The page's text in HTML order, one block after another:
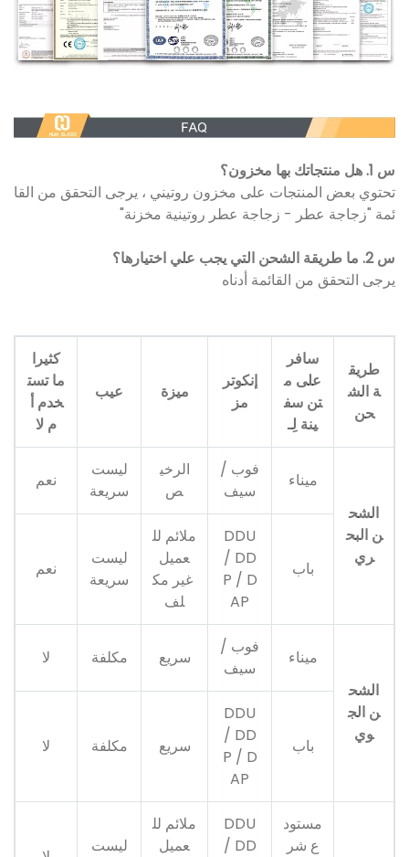
س 1. هل منتجاتك بها مخزون؟
تحتوي بعض المنتجات على مخزون روتيني ، يرجى التحقق من القا
ئمة "زجاجة عطر - زجاجة عطر روتينية مخزنة"
س 2. ما طريقة الشحن التي يجب علي اختيارها؟
يرجى التحقق من القائمة أدناه
طريق
ة الش
حن
سافر
على م
تن سف
ينة لِـ
إنكوتر
مز
ميزة عيب
كثيرا
ما تست
خدم أ
م لا
الشح
ن البح
ري
ميناء
فوب /
سيف
الرخي
ص
ليست
سريعة
نعم
باب
DDU
/ DD
P / D
AP
ملائم لل
عميل
غير مك
لف
ليست
سريعة
نعم
الشح
ن الج
وي
ميناء
فوب /
سيف
سريع مكلفة لا
باب
DDU
/ DD
P / D
AP
سريع مكلفة لا
مستود
ع شر
DDU
/ DD
ملائم لل
عميل
ليست